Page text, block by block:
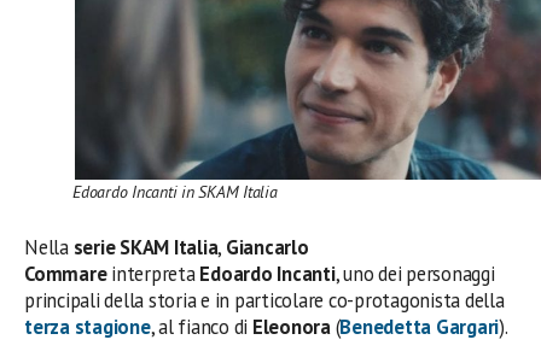
Edoardo Incanti in SKAM Italia
Nella serie SKAM Italia, Giancarlo
Commare interpretaEdoardo Incanti, uno dei personaggi
principali della storia e in particolare co-protagonista della
terza stagione, al fianco di Eleonora(Benedetta Gargari).